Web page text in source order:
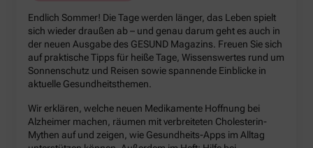
Endlich Sommer! Die Tage werden länger, das Leben spielt
sich wieder draußen ab – und genau darum geht es auch in
der neuen Ausgabe des GESUND Magazins. Freuen Sie sich
auf praktische Tipps für heiße Tage, Wissenswertes rund um
Sonnenschutz und Reisen sowie spannende Einblicke in
aktuelle Gesundheitsthemen.
Wir erklären, welche neuen Medikamente Hoffnung bei
Alzheimer machen, räumen mit verbreiteten Cholesterin-
Mythen auf und zeigen, wie Gesundheits-Apps im Alltag